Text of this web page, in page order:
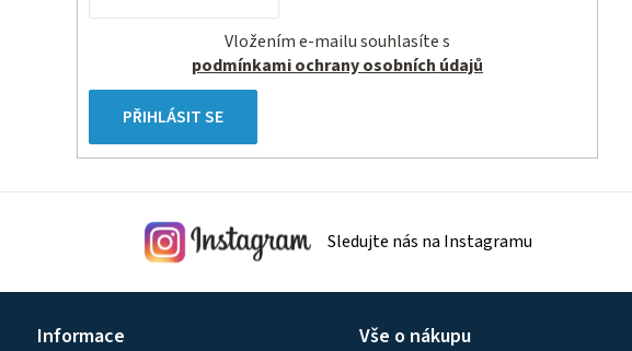
podmínkami ochrany osobních údajů
PŘIHLÁSIT SE
Sledujte nás na Instagramu
Informace Vše o nákupu